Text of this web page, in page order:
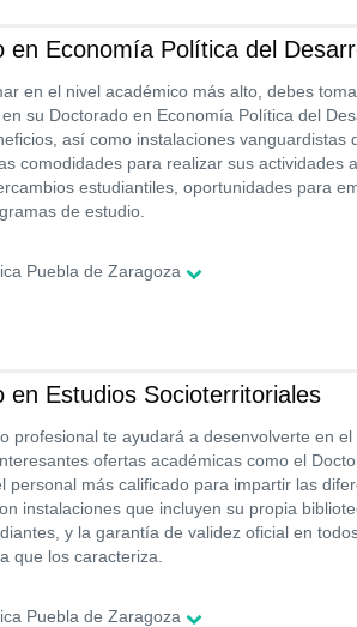
en Economía Política del
en el nivel académico más alto, debes
su Doctorado en Economía Política del
así como instalaciones vanguardistas
comodidades para realizar sus actividades
estudiantiles, oportunidades para
de estudio.
Puebla de Zaragoza
en Estudios Socioterritoriales
profesional te ayudará a desenvolverte en
ofertas académicas como el
personal más calificado para impartir las
instalaciones que incluyen su propia
y la garantía de validez oficial en
que los caracteriza.
Puebla de Zaragoza